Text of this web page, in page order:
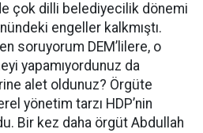
çok dilli belediyecilik dönemi
engeller kalkmıştı.
soruyorum DEM’lilere, o
yapamıyordunuz da
alet oldunuz? Örgüte
yönetim tarzı HDP’nin
Bir kez daha örgüt Abdullah